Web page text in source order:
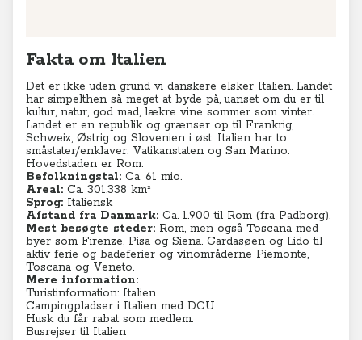
Fakta om Italien
Det er ikke uden grund vi danskere elsker Italien. Landet
har simpelthen så meget at byde på, uanset om du er til
kultur, natur, god mad, lækre vine sommer som vinter.
Landet er en republik og grænser op til Frankrig,
Schweiz, Østrig og Slovenien i øst. Italien har to
småstater/enklaver: Vatikanstaten og San Marino.
Hovedstaden er Rom.
Befolkningstal: Ca. 61 mio.
Areal: Ca. 301.338 km²
Sprog: Italiensk
Afstand fra Danmark: Ca. 1.900 til Rom (fra Padborg).
Mest besøgte steder: Rom, men også Toscana med
byer som Firenze, Pisa og Siena. Gardasøen og Lido til
aktiv ferie og badeferier og vinområderne Piemonte,
Toscana og Veneto.
Mere information:
Turistinformation: Italien
Campingpladser i Italien med DCU
Husk du får rabat som medlem.
Busrejser til Italien